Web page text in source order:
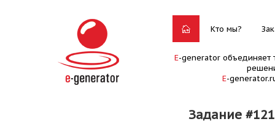
Кто мы?
E-generator объединяет
E-
Задание